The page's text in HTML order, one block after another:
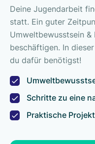
Deine Jugendarbeit
statt. Ein guter
Umweltbewusstsein
beschäftigen. In
du dafür benötigst!
Schritte zu eine
Praktische